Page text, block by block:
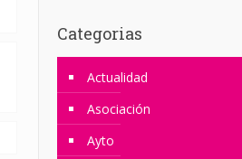
Categorias
Actualidad
Asociación
Ayto